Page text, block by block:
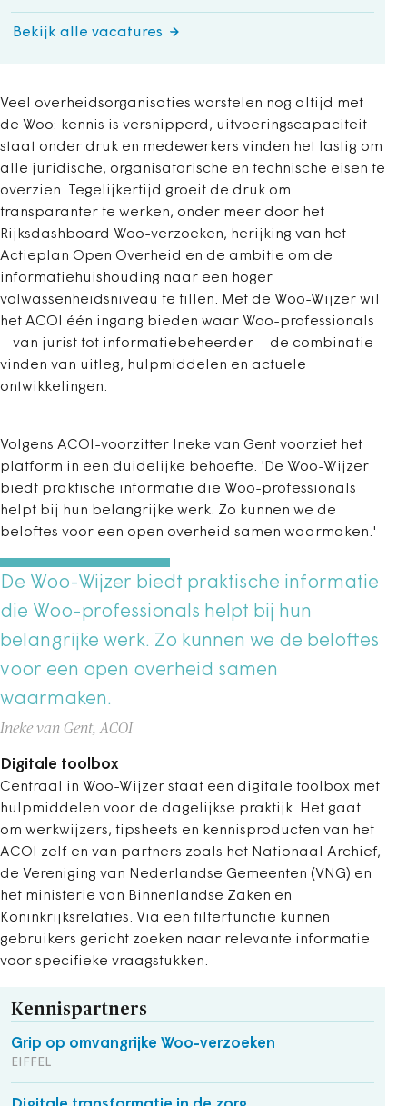
Bekijk alle vacatures
Veel overheidsorganisaties worstelen nog altijd met
de Woo: kennis is versnipperd, uitvoeringscapaciteit
staat onder druk en medewerkers vinden het lastig om
alle juridische, organisatorische en technische eisen te
overzien. Tegelijkertijd groeit de druk om
transparanter te werken, onder meer door het
Rijksdashboard Woo-verzoeken, herijking van het
Actieplan Open Overheid en de ambitie om de
informatiehuishouding naar een hoger
volwassenheidsniveau te tillen. Met de Woo-Wijzer wil
het ACOI één ingang bieden waar Woo-professionals
– van jurist tot informatiebeheerder – de combinatie
vinden van uitleg, hulpmiddelen en actuele
ontwikkelingen.
Volgens ACOI-voorzitter Ineke van Gent voorziet het
platform in een duidelijke behoefte. 'De Woo-Wijzer
biedt praktische informatie die Woo-professionals
helpt bij hun belangrijke werk. Zo kunnen we de
beloftes voor een open overheid samen waarmaken.'
De Woo-Wijzer biedt praktische informatie
die Woo-professionals helpt bij hun
belangrijke werk. Zo kunnen we de beloftes
voor een open overheid samen
waarmaken.
Ineke van Gent, ACOI
Digitale toolbox
Centraal in Woo-Wijzer staat een digitale toolbox met
hulpmiddelen voor de dagelijkse praktijk. Het gaat
om werkwijzers, tipsheets en kennisproducten van het
ACOI zelf en van partners zoals het Nationaal Archief,
de Vereniging van Nederlandse Gemeenten (VNG) en
het ministerie van Binnenlandse Zaken en
Koninkrijksrelaties. Via een filterfunctie kunnen
gebruikers gericht zoeken naar relevante informatie
voor specifieke vraagstukken.
Kennispartners
Grip op omvangrijke Woo-verzoeken
EIFFEL